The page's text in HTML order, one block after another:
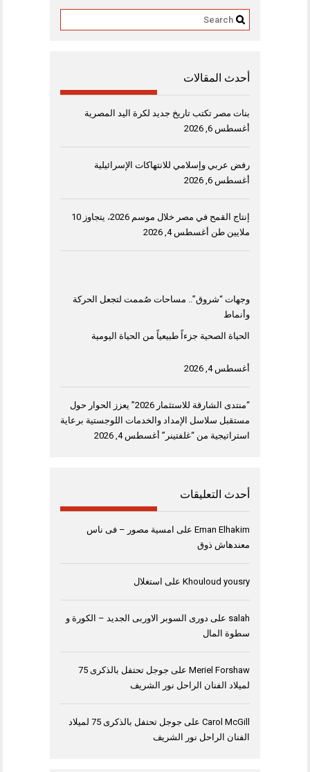
أحدث المقالات
بنات مصر تكتب تاريخ جديد لكرة اليد المصرية
أغسطس 6, 2026
رفض عربي وإسلامي للانتهاكات الإسرائيلية
أغسطس 6, 2026
إنتاج القمح في مصر خلال موسم 2026، يتجاوز 10
ملايين طن أغسطس 4, 2026
وجهات “شروق”.. مساحات صُممت لتجعل الحركة
وأنماط
الحياة الصحية جزءاً طبيعياً من الحياة اليومية
أغسطس 4, 2026
“منتدى الشارقة للاستثمار 2026” يعزز الحوار حول
مستقبل سلاسل الإمداد والخدمات اللوجستية برعاية
استراتيجية من “غلفتينر” أغسطس 4, 2026
أحدث التعليقات
Eman Elhakim على امسية مصور – فى ناس
معندهاش ذوق
Khouloud yousry على استغلال
salah على دورى السوبر الاوربى الجديد – الكورة و
سطوة المال
Meriel Forshaw على
جوجل تحتفل بالذكرى 75
لميلاد الفنان الراحل نور الشريف
Carol McGill على
جوجل تحتفل بالذكرى 75 لميلاد
الفنان الراحل نور الشريف